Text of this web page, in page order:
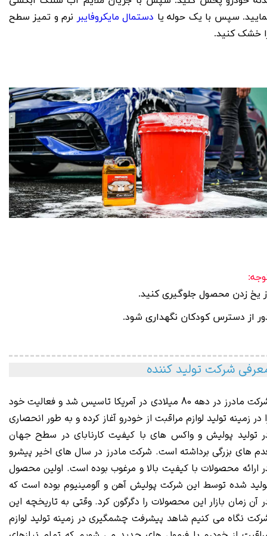
سپس با یک حوله یا دستمال مایکروفایبر نرم و تمیز سطح
خشک کنید.
یخ زدن محصول جلوگیری کنید.
از دسترس کودکان نگهداری شود.
شرکت تولید کننده
مادرز
در دهه 80 میلادی در آمریکا تاسیس شد و فعالیت خود
در زمینه تولید لوازم مراقبت از خودرو آغاز کرده و به طور انحصاری
تولید پولیش و واکس های با کیفیت کارنابای در سطح جهان
های بزرگی برداشته است. شرکت مادرز در سال های اخیر پیشرو
ارائه محصولات با کیفیت بالا و مرغوب بوده است. اولین محصول
شده توسط این شرکت پولیش آهن و آلومینیوم بوده است که
آن زمان بازار این محصولات را دگرگون کرد. وقتی به تاریخچه این
نگاه می کنیم شاهد پیشرفت چشمگیری در زمینه تولید لوازم